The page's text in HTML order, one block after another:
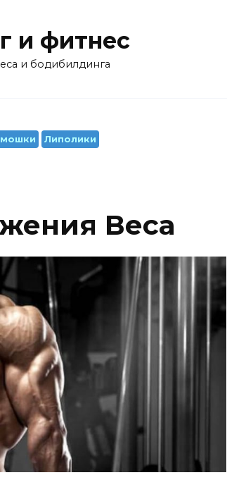
и фитнес
и бодибилдинга
Липолики
Веса